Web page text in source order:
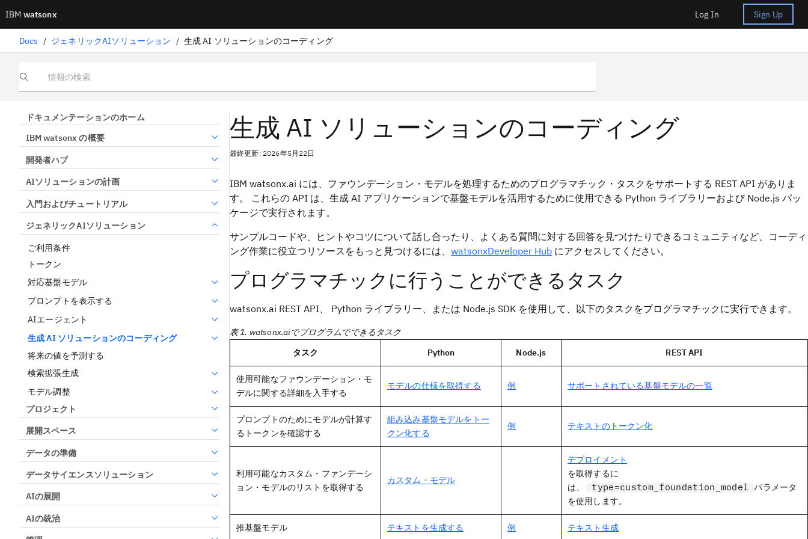
IBM watsonx Log In Sign Up
Docs / ジェネリックAIソリューション / 生成 AI ソリューションのコーディング
情報の検索
ドキュメンテーションのホーム
IBM watsonx の概要
開発者ハブ
AIソリューションの計画
入門およびチュートリアル
ジェネリックAIソリューション
ご利用条件
トークン
対応基盤モデル
プロンプトを表示する
AIエージェント
生成 AI ソリューションのコーディング
将来の値を予測する
検索拡張生成
モデル調整
プロジェクト
展開スペース
データの準備
データサイエンスソリューション
AIの展開
AIの統治
生成 AI ソリューションのコーディング
最終更新: 2026年5月22日
IBM watsonx.ai には、ファウンデーション・モデルを処理するためのプログラマチック・タスクをサポートする REST API がありま
す。 これらの API は、生成 AI アプリケーションで基盤モデルを活用するために使用できる Python ライブラリーおよび Node.js パッ
ケージで実行されます。
サンプルコードや、ヒントやコツについて話し合ったり、よくある質問に対する回答を見つけたりできるコミュニティなど、コーディ
ング作業に役立つリソースをもっと見つけるには、 watsonxDeveloper Hub にアクセスしてください。
プログラマチックに行うことができるタスク
watsonx.ai REST API、 Python ライブラリー、または Node.js SDK を使用して、以下のタスクをプログラマチックに実行できます。
表 1. watsonx.aiでプログラムでできるタスク
タスク
Python Node.js REST API
使用可能なファウンデーション・モ
デルに関する詳細を入手する
モデルの仕様を取得する 例 サポートされている基盤モデルの一覧
プロンプトのためにモデルが計算す
るトークンを確認する
組み込み基盤モデルをトー
クン化する
例 テキストのトークン化
利用可能なカスタム・ファンデーシ
ョン・モデルのリストを取得する
カスタム・モデル
デプロイメント
を取得するに
は、
type=custom_foundation_model パラメータ
を使用します。
推基盤モデル テキストを生成する 例 テキスト生成